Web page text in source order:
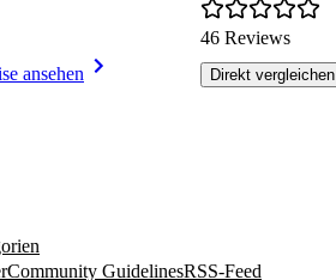
ansehen
46 Reviews
Direkt vergleichen
Community GuidelinesRSS-Feed